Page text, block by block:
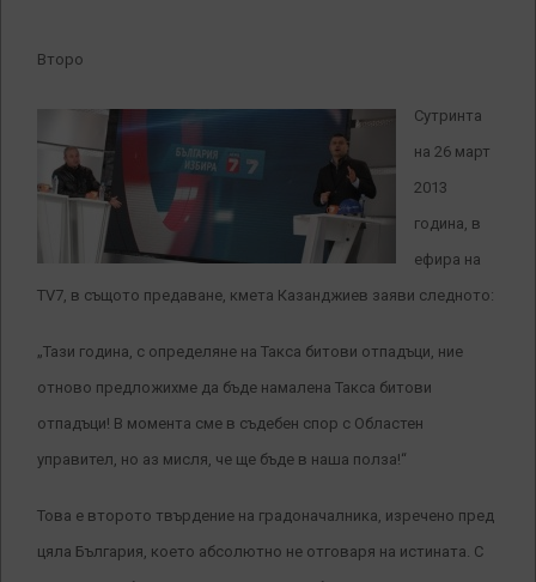
Второ
Сутринта
на 26 март
2013
година, в
ефира на
TV7, в същото предаване, кмета Казанджиев заяви следното:
„Тази година, с определяне на Такса битови отпадъци, ние
отново предложихме да бъде намалена Такса битови
отпадъци! В момента сме в съдебен спор с Областен
управител, но аз мисля, че ще бъде в наша полза!“
Това е второто твърдение на градоначалника, изречено пред
цяла България, което абсолютно не отговаря на истината. С